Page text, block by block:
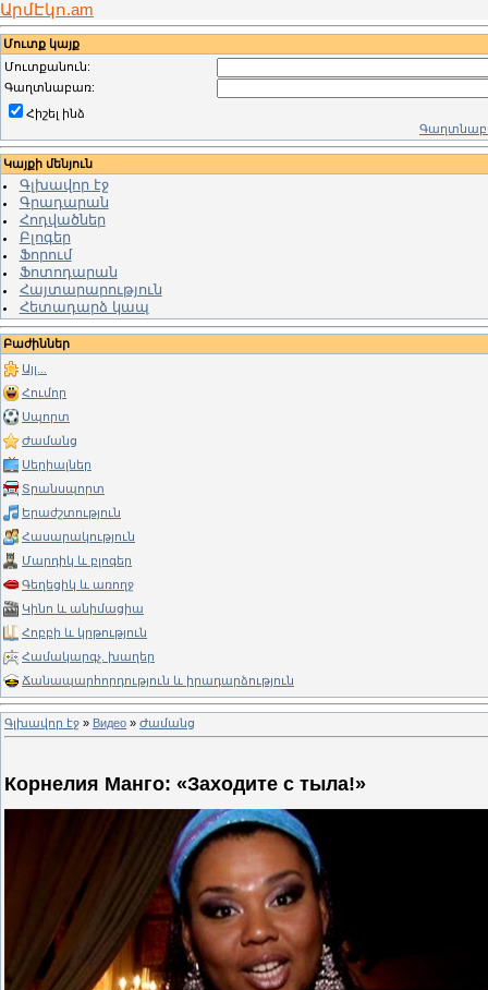
ԱրմԷկո.am
Մուտք կայք
Մուտքանուն:
Գաղտնաբառ:
Հիշել ինձ
Կայքի մենյուն
Գլխավոր էջ
Գրադարան
Հոդվածներ
Բլոգեր
Ֆորում
Ֆոտոդարան
Հայտարարություն
Հետադարձ կապ
Բաժիններ
Այլ...
Հումոր
Սպորտ
Ժամանց
Սերիալներ
Տրանսպորտ
Երաժշտություն
Հասարակություն
Մարդիկ և բլոգեր
Գեղեցիկ և առողջ
Կինո և անիմացիա
Հոբբի և կրթություն
Համակարգչ. խաղեր
Ճանապարհորդություն և իրադարձություն
Գլխավոր էջ » Видео » Ժամանց
Корнелия Манго: «Заходите с тыла!»